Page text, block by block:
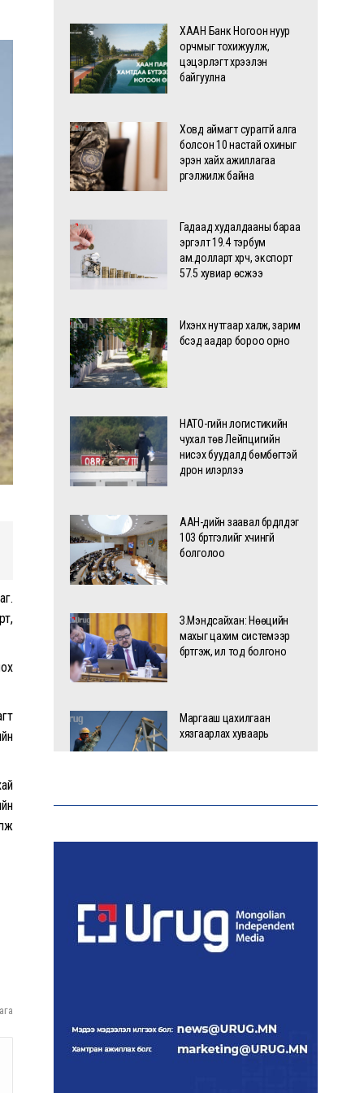
ХААН Банк Ногоон нуур
орчмыг тохижуулж,
цэцэрлэгт хүрээлэн
байгуулна
Ховд аймагт сураггүй алга
болсон 10 настай охиныг
эрэн хайх ажиллагаа
үргэлжилж байна
Гадаад худалдааны бараа
эргэлт 19.4 тэрбум
ам.долларт хүрч, экспорт
57.5 хувиар өсжээ
Ихэнх нутгаар халж, зарим
бүсэд аадар бороо орно
НАТО-гийн логистикийн
чухал төв Лейпцигийн
нисэх буудалд бөмбөгтэй
дрон илэрлээ
ААН-үүдийн заавал бүрдүүлдэг
103 бүртгэлийг хүчингүй
болголоо
З.Мэндсайхан: Нөөцийн
махыг цахим системээр
бүртгэж, ил тод болгоно
Маргааш цахилгаан
хязгаарлах хуваарь
“Хотын дарга сонсож
байна” платформыг
Монгол залуу АНУ-ын
Вашингтон хотын орон
гэргүй эмэгтэйг